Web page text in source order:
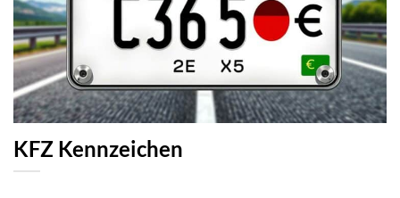
KFZ Kennzeichen